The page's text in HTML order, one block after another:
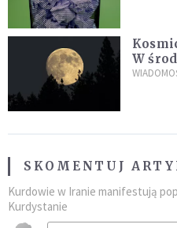
W
SKOMENTUJ
Kurdowie w Iranie manifestują
Kurdystanie